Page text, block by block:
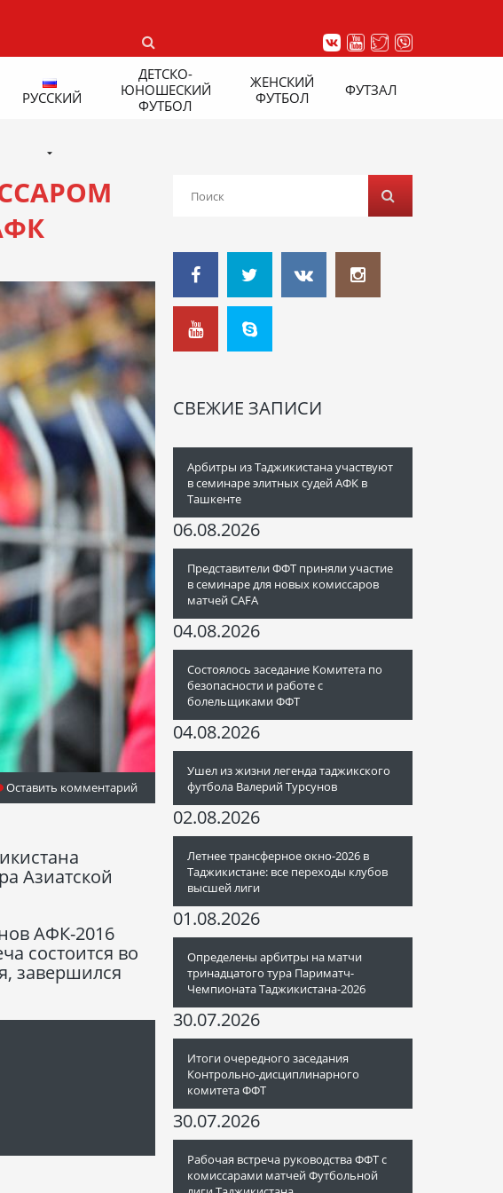
РУССКИЙ
ДЕТСКО-
ЮНОШЕСКИЙ
ФУТБОЛ
ЖЕНСКИЙ
ФУТБОЛ
ФУТЗАЛ
Оставить комментарий
Азиатской
АФК-2016
состоится во
завершился
СВЕЖИЕ ЗАПИСИ
Арбитры из Таджикистана участвуют
в семинаре элитных судей АФК в
Ташкенте
06.08.2026
Представители ФФТ приняли участие
в семинаре для новых комиссаров
матчей CAFA
04.08.2026
Состоялось заседание Комитета по
безопасности и работе с
болельщиками ФФТ
04.08.2026
Ушел из жизни легенда таджикского
футбола Валерий Турсунов
02.08.2026
Летнее трансферное окно-2026 в
Таджикистане: все переходы клубов
высшей лиги
01.08.2026
Определены арбитры на матчи
тринадцатого тура Париматч-
Чемпионата Таджикистана-2026
30.07.2026
Итоги очередного заседания
Контрольно-дисциплинарного
комитета ФФТ
30.07.2026
Рабочая встреча руководства ФФТ с
комиссарами матчей Футбольной